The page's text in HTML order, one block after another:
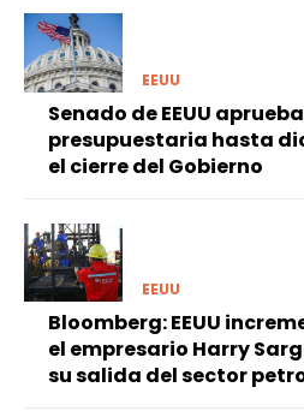
EEUU
Senado de EEUU
presupuestaria hasta
el cierre del Gobierno
EEUU
Bloomberg: EEUU
el empresario Harry
su salida del sector